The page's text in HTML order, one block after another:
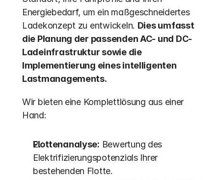
Energiebedarf, um ein maßgeschneidertes
Ladekonzept zu entwickeln. Dies umfasst
die Planung der passenden AC- und DC-
Ladeinfrastruktur sowie die
Implementierung eines intelligenten
Lastmanagements.
Wir bieten eine Komplettlösung aus einer
Hand:
Flottenanalyse: Bewertung des
Elektrifizierungspotenzials Ihrer
bestehenden Flotte.